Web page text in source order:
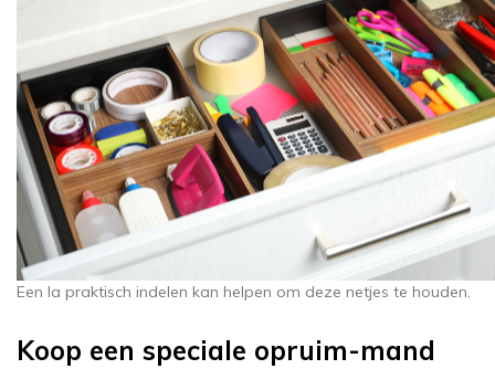
Een la praktisch indelen kan helpen om deze netjes te houden.
Koop een speciale opruim-mand